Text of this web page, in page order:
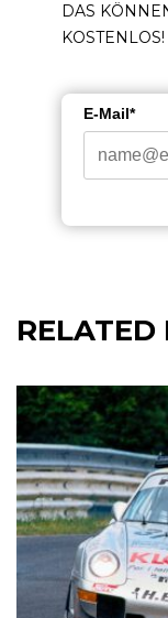
DAS
KOSTENLOS!
E-Mail*
RELATED